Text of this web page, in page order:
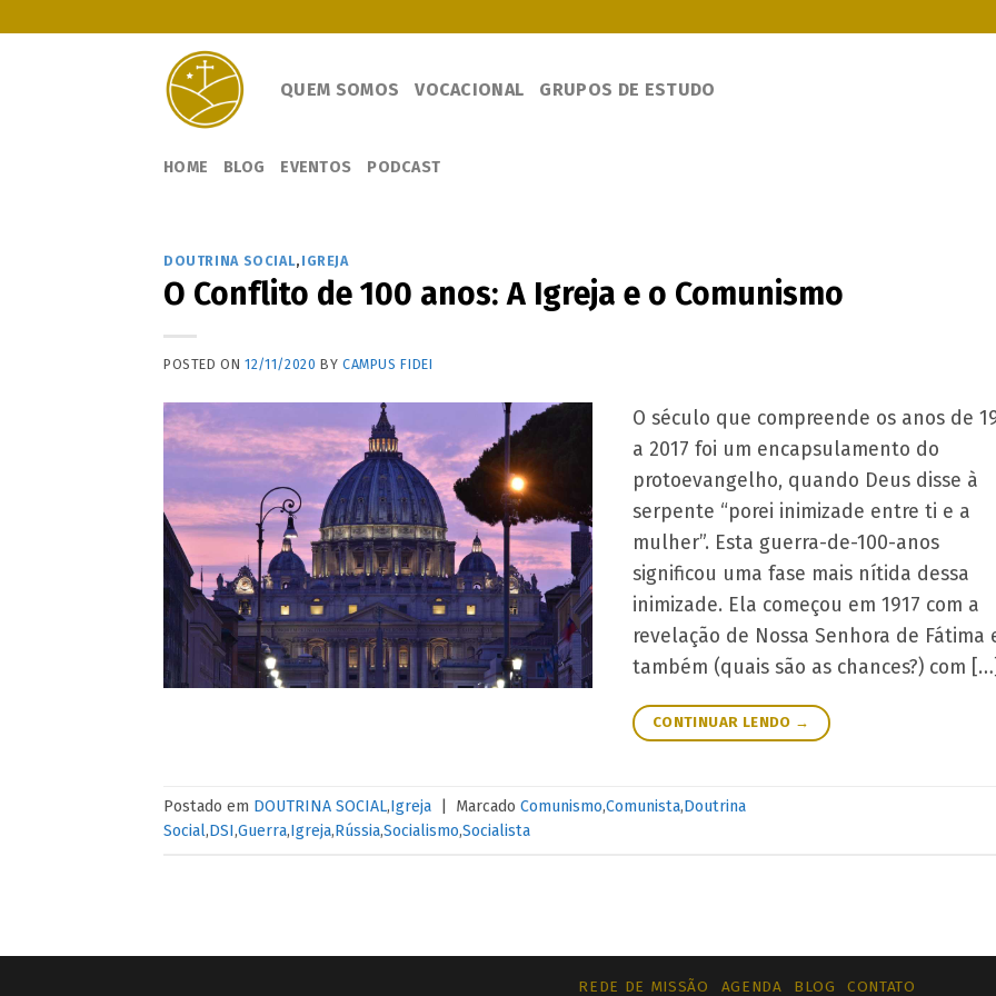
QUEM SOMOS VOCACIONAL GRUPOS DE ESTUDO
HOME BLOG EVENTOS PODCAST
DOUTRINA SOCIAL, IGREJA
O Conflito de 100 anos: A Igreja e o Comunismo
POSTED ON12/11/2020 BY CAMPUS FIDEI
O século que compreende os anos de
a 2017 foi um encapsulamento do
protoevangelho, quando Deus disse à
serpente “porei inimizade entre ti e a
mulher”. Esta guerra-de-100-anos
significou uma fase mais nítida dessa
inimizade. Ela começou em 1917 com a
revelação de Nossa Senhora de Fátima
também (quais são as chances?) com
CONTINUAR LENDO →
Postado em DOUTRINA SOCIAL,Igreja Marcado Comunismo,Comunista,Doutrina
Social,DSI,Guerra,Igreja,Rússia,Socialismo,Socialista
REDE DE MISSÃO AGENDA BLOG CONTATO